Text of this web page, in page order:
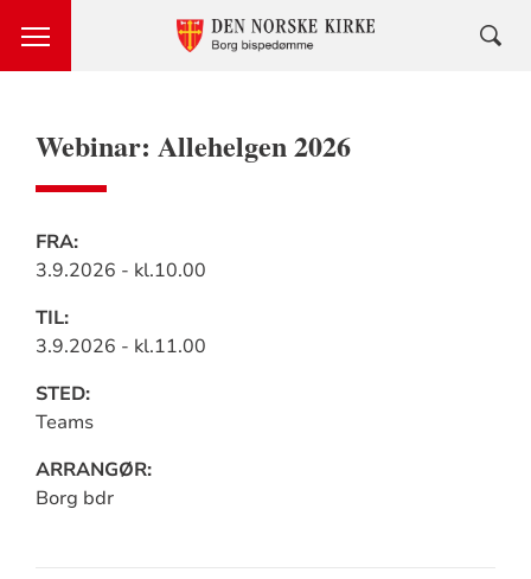
Webinar: Allehelgen 2026
Praktisk
informasjon
FRA:
3.9.2026 - kl.10.00
TIL:
3.9.2026 - kl.11.00
STED:
Teams
ARRANGØR:
Borg bdr